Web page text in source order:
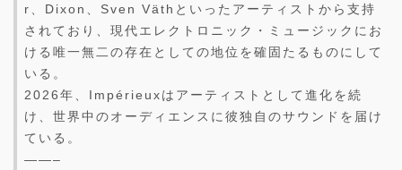
r、Dixon、Sven Väthといったアーティストから支持
されており、現代エレクトロニック・ミュージックにお
ける唯一無二の存在としての地位を確固たるものにして
いる。
2026年、Impérieuxはアーティストとして進化を続
け、世界中のオーディエンスに彼独自のサウンドを届け
ている。
——–